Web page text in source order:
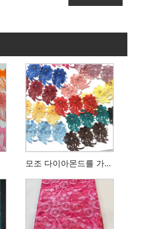
모조 다이아몬드를 가진 3D 꽃 레이스